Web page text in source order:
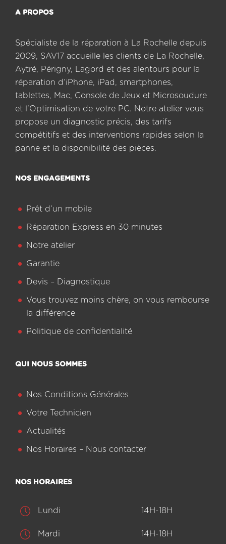
A PROPOS
Spécialiste de la réparation à La Rochelle depuis
2009, SAV17 accueille les clients de La Rochelle,
Aytré, Périgny, Lagord et des alentours pour la
réparation d’iPhone, iPad, smartphones,
tablettes, Mac, Console de Jeux et Microsoudure
et l’Optimisation de votre PC. Notre atelier vous
propose un diagnostic précis, des tarifs
compétitifs et des interventions rapides selon la
panne et la disponibilité des pièces.
NOS ENGAGEMENTS
Prêt d’un mobile
Réparation Express en 30 minutes
Notre atelier
Garantie
Devis – Diagnostique
Vous trouvez moins chère, on vous rembourse
la différence
Politique de confidentialité
QUI NOUS SOMMES
Nos Conditions Générales
Votre Technicien
Actualités
Nos Horaires – Nous contacter
NOS HORAIRES
Lundi 14H-18H
Mardi 14H-18H